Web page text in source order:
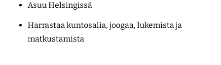
Asuu Helsingissä
Harrastaa kuntosalia, joogaa, lukemista ja
matkustamista